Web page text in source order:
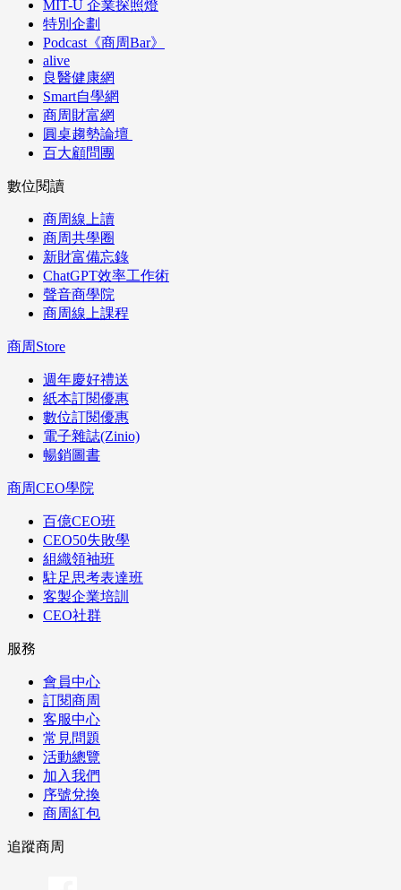
MIT-U 企業探照燈
特別企劃
Podcast《商周Bar》
alive
良醫健康網
Smart自學網
商周財富網
圓桌趨勢論壇
百大顧問團
數位閱讀
商周線上讀
商周共學圈
新財富備忘錄
ChatGPT效率工作術
聲音商學院
商周線上課程
商周Store
週年慶好禮送
紙本訂閱優惠
數位訂閱優惠
電子雜誌(Zinio)
暢銷圖書
商周CEO學院
百億CEO班
CEO50失敗學
組織領袖班
駐足思考表達班
客製企業培訓
CEO社群
服務
會員中心
訂閱商周
客服中心
常見問題
活動總覽
加入我們
序號兌換
商周紅包
追蹤商周